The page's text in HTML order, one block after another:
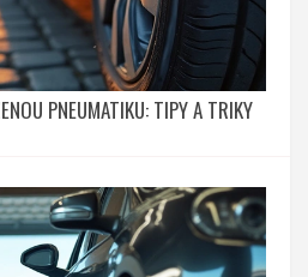
PNEUMATIKU: TIPY A TRIKY